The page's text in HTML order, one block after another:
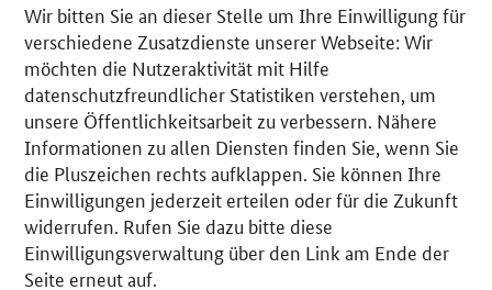
Wir bitten Sie an dieser Stelle um Ihre Einwilligung für
verschiedene Zusatzdienste unserer Webseite: Wir
möchten die Nutzeraktivität mit Hilfe
datenschutzfreundlicher Statistiken verstehen, um
unsere Öffentlichkeitsarbeit zu verbessern. Nähere
Informationen zu allen Diensten finden Sie, wenn Sie
die Pluszeichen rechts aufklappen. Sie können Ihre
Einwilligungen jederzeit erteilen oder für die Zukunft
widerrufen. Rufen Sie dazu bitte diese
Einwilligungsverwaltung über den Link am Ende der
Seite erneut auf.